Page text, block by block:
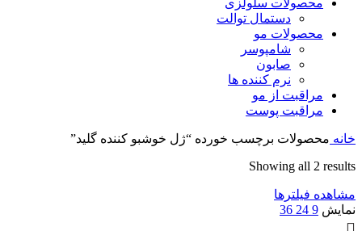
دستمال توالت
محصولات مو
شامپوسر
صابون
نرم کننده ها
مراقبت از مو
مراقبت پوست
خانه محصولات برچسب خورده “ژل خوشبو کننده گلید”
Showing all 2 results
مشاهده فیلترها
نمایش 9
24
36